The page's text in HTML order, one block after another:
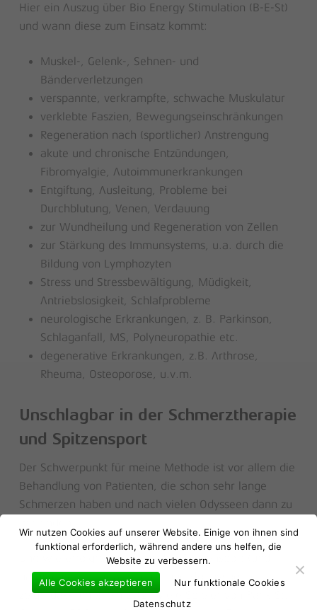
Es befinden sich keine Produkte im
Warenkorb.
Go to shop
Hier ein Auszug über Bio Energy Stimulation (B-E-St)
und wann diese zum Einsatz kommt:
Muskel-, Gelenk-, Sehnen- und
Bänderverletzungen
verspannte, verkrampfte, schwache Muskulatur
verklebte Faszien, Bewegungseinschränkungen
Regeneration nach (sportlicher) Anstrengung
akute und chronische Entzündungen,
Fibromyalgie, Autoimmunerkrankungen
Entgiftung, Ausleitung, Probleme bei
Durchblutung, Venen, Verdauung
zur Wundheilung und Regeneration von Zellen
zur Stärkung des Immunsystems, u.a. durch die
Bildung von Lymphozyten
Stress und Stressbewältigung, Müdigkeit,
Antriebslosigkeit, Schlafprobleme
neurologische Erkrankungen, z. B. Parkinson,
Schlaganfall, MS, Polyneuropathie etc.
degenerative Erkrankungen, z.B. Arthrose,
Rheuma, Osteoporose, u.v.m.
Unschlagbar in der Schmerztherapie
und Spitzensport
Der Schwerpunkt für meine Methode ist vor allem die
Behandlung von Patienten, die schon sehr lange
Schmerzen haben und nach vielen Odysseen dann zu
Und wie erfolgreich sie für den Spitzensport (und
natürlich auch für Amateure und Hobbysportler) ist,
zeigt, dass ich allein 2021 viele Spieler von Paris St.
Wir nutzen Cookies auf unserer Website. Einige von ihnen sind
funktional erforderlich, während andere uns helfen, die
Website zu verbessern.
Alle Cookies akzeptieren
Nur funktionale Cookies
Datenschutz